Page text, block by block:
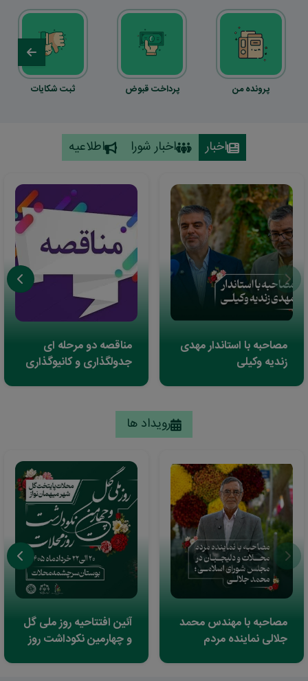
پرونده من پرداخت قبوض ثبت شکایات
اخبار اخبار شورا اطلاعیه
مصاحبه با استاندار مهدی
زندیه وکیلی
مناقصه دو مرحله ای
جدولگذاری و کانیوگذاری
رویداد ها
مصاحبه با مهندس محمد
جلالی نماینده مردم
آئین افتتاحیه روز ملی گل
و چهارمین نکوداشت روز